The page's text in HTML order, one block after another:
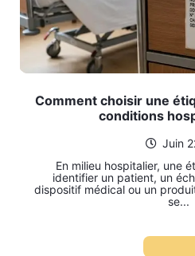
Comment choisir une
conditions
Juin
En milieu hospitalier, une
identifier un patient, un
dispositif médical ou un
se...